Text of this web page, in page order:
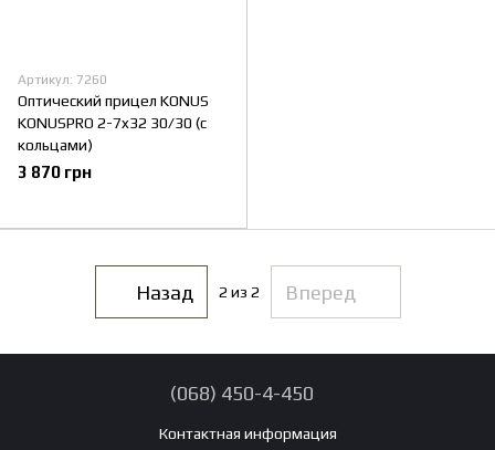
Артикул: 7260
Оптический прицел KONUS
KONUSPRO 2-7x32 30/30 (с
кольцами)
3 870 грн
Назад 2 из 2 Вперед
(068) 450-4-450
Контактная информация